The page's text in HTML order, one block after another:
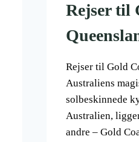
Rejser til
Rejser til Gold
Australiens
solbeskinnede
Australien,
andre – Gold